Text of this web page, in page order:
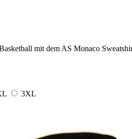
mit dem AS Monaco
3XL